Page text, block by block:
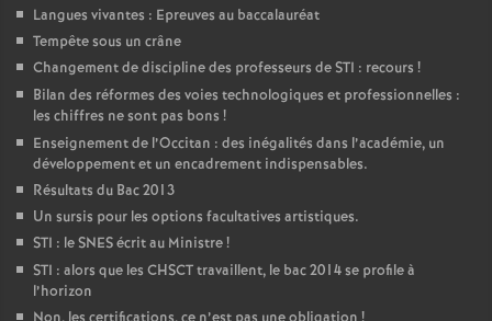
Langues vivantes : Epreuves au baccalauréat
Tempête sous un crâne
Changement de discipline des professeurs de STI : recours !
Bilan des réformes des voies technologiques et professionnelles :
les chiffres ne sont pas bons !
Enseignement de l’Occitan : des inégalités dans l’académie, un
développement et un encadrement indispensables.
Résultats du Bac 2013
Un sursis pour les options facultatives artistiques.
STI : le SNES écrit au Ministre!
STI : alors que les CHSCT travaillent, le bac 2014 se profile à
l’horizon